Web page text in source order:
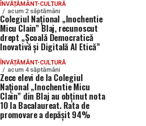
ÎNVĂȚĂMÂNT-CULTURĂ
acum 2 săptămâni
Colegiul Național „Inochentie
Micu Clain” Blaj, recunoscut
drept „Școală Democratică
Inovativă și Digitală AI Etică”
ÎNVĂȚĂMÂNT-CULTURĂ
acum 4 săptămâni
Zece elevi de la Colegiul
Național „Inochentie Micu
Clain” din Blaj au obținut nota
10 la Bacalaureat. Rata de
promovare a depășit 94%